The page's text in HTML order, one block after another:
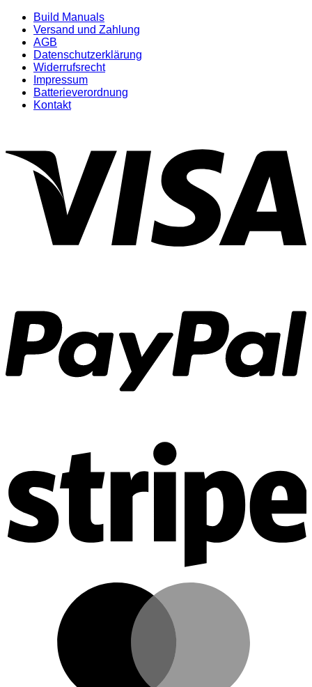
Build Manuals
Versand und Zahlung
AGB
Datenschutzerklärung
Widerrufsrecht
Impressum
Batterieverordnung
Kontakt